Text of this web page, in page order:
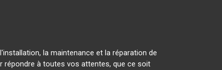
la maintenance et la réparation de
répondre à toutes vos attentes, que ce soit